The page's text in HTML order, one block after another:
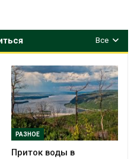
Все
РАЗНОЕ
Приток воды в